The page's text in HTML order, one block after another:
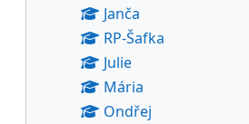
Janča
RP-Šafka
Julie
Mária
Ondřej